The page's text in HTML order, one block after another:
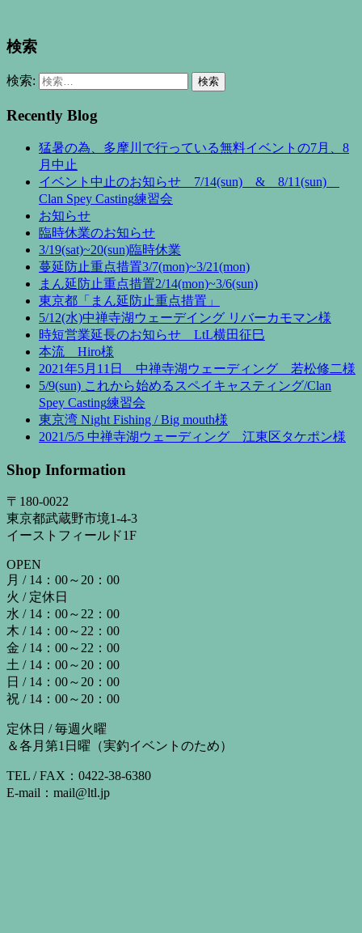
検索
検索:
Recently Blog
猛暑の為、多摩川で行っている無料イベントの7月、8
月中止
イベント中止のお知らせ 7/14(sun) & 8/11(sun)
Clan Spey Casting練習会
お知らせ
臨時休業のお知らせ
3/19(sat)~20(sun)臨時休業
蔓延防止重点措置3/7(mon)~3/21(mon)
まん延防止重点措置2/14(mon)~3/6(sun)
東京都「まん延防止重点措置」
5/12(水)中禅寺湖ウェーデイング リバーカモマン様
時短営業延長のお知らせ LtL横田征巳
本流 Hiro様
2021年5月11日 中禅寺湖ウェーディング 若松修二様
5/9(sun) これから始めるスペイキャスティング/Clan
Spey Casting練習会
東京湾 Night Fishing / Big mouth様
2021/5/5 中禅寺湖ウェーディング 江東区タケポン様
Shop Information
〒180-0022
東京都武蔵野市境1-4-3
イーストフィールド1F
OPEN
月 / 14：00～20：00
火 / 定休日
水 / 14：00～22：00
木 / 14：00～22：00
金 / 14：00～22：00
土 / 14：00～20：00
日 / 14：00～20：00
祝 / 14：00～20：00
定休日 / 毎週火曜
＆各月第1日曜（実釣イベントのため）
TEL / FAX：0422-38-6380
E-mail：mail@ltl.jp